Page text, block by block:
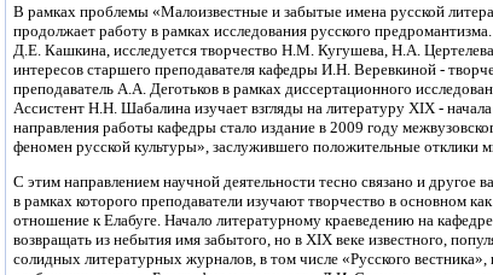
В рамках проблемы «Малоизвестные и забытые имена русской
продолжает работу в рамках исследования русского
Д.Е. Кашкина, исследуется творчество Н.М. Кугушева, Н.А.
интересов старшего преподавателя кафедры И.Н. Веревкиной -
преподаватель А.А. Деготьков в рамках диссертационного
Ассистент Н.Н. Шабалина изучает взгляды на литературу ХIХ -
направления работы кафедры стало издание в 2009 году
феномен русской культуры», заслужившего положительные отклики
С этим направлением научной деятельности тесно связано и
в рамках которого преподаватели изучают творчество в основном
отношение к Елабуге. Начало литературному краеведению на
возвращать из небытия имя забытого, но в XIX веке известного,
солидных литературных журналов, в том числе «Русского